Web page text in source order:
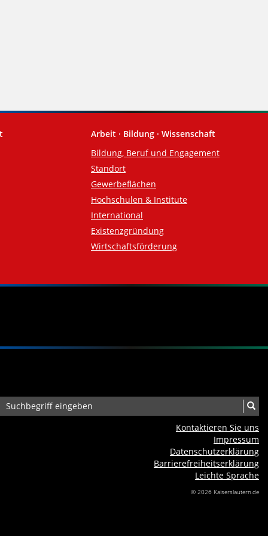
Arbeit · Bildung · Wissenschaft
Bildung, Beruf und Engagement
Standort
Gewerbeflächen
Hochschulen & Institute
International
Existenzgründung
Wirtschaftsförderung
Kontaktieren Sie uns
Impressum
Datenschutzerklärung
Barrierefreiheits­erklärung
Leichte Sprache
© 2026 Kaiserslautern.de